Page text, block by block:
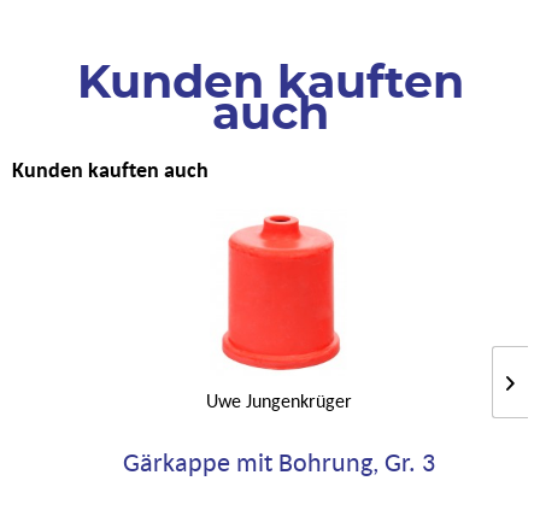
Kunden kauften
auch
Kunden kauften auch
Uwe Jungenkrüger
Gärkappe mit Bohrung, Gr. 3